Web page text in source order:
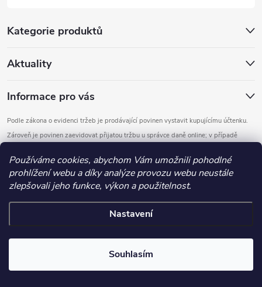
Používáme cookies, abychom Vám umožnili pohodlné
prohlížení webu a díky analýze provozu webu neustále
zlepšovali jeho funkce, výkon a použitelnost.
Nastavení
Souhlasím
Kategorie produktů
Aktuality
Informace pro vás
Podle zákona o evidenci tržeb je prodávající povinen vystavit kupujícímu účtenku.
Zároveň je povinen zaevidovat přijatou tržbu u správce daně online; v případě
Vytvořil Shoptet
Copyright 2026DOMYS. Všechna práva vyhrazena.
.detail-parameters img, .basic-description img, .extended-description
img, .category-perex img, .category-description img, .article-content